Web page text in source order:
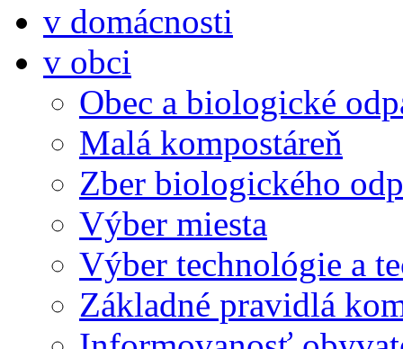
v domácnosti
v obci
Obec a biologické
Malá kompostáreň
Zber biologického
Výber miesta
Výber technológie a
Základné pravidlá